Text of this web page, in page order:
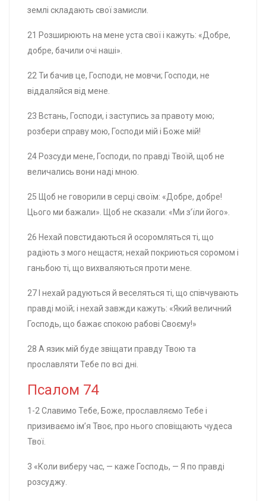
землі складають свої замисли.
21 Розширюють на мене уста свої і кажуть: «Добре,
добре, бачили очі наші».
22 Ти бачив це, Господи, не мовчи; Господи, не
віддаляйся від мене.
23 Встань, Господи, і заступись за правоту мою;
розбери справу мою, Господи мій і Боже мій!
24 Розсуди мене, Господи, по правді Твоїй, щоб не
величались вони наді мною.
25 Щоб не говорили в серці своїм: «Добре, добре!
Цього ми бажали». Щоб не сказали: «Ми з’їли його».
26 Нехай повстидаються й осоромляться ті, що
радіють з мого нещастя; нехай покриються соромом і
ганьбою ті, що вихваляються проти мене.
27 І нехай радуються й веселяться ті, що співчувають
правді моїй; і нехай завжди кажуть: «Який величний
Господь, що бажає спокою рабові Своєму!»
28 А язик мій буде звіщати правду Твою та
прославляти Тебе по всі дні.
Псалом 74
1-2 Славимо Тебе, Боже, прославляємо Тебе і
призиваємо ім’я Твоє, про нього сповіщають чудеса
Твої.
3 «Коли виберу час, — каже Господь, — Я по правді
розсуджу.